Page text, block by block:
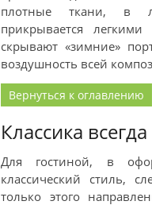
плотные ткани, в
прикрывается
скрывают «зимние»
воздушность всей
Вернуться к оглавлению
Классика
Для гостиной, в
классический стиль,
только этого